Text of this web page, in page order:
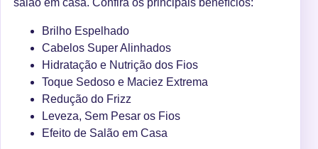
Brilho Espelhado
Cabelos Super Alinhados
Hidratação e Nutrição dos Fios
Toque Sedoso e Maciez Extrema
Redução do Frizz
Leveza, Sem Pesar os Fios
Efeito de Salão em Casa